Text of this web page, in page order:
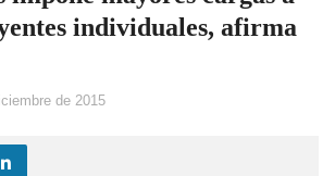
individuales, afirma
de 2015